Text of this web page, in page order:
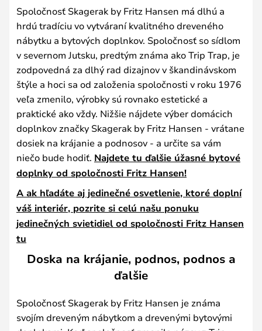
Spoločnosť Skagerak by Fritz Hansen má dlhú a
hrdú tradíciu vo vytváraní kvalitného dreveného
nábytku a bytových doplnkov. Spoločnosť so sídlom
v severnom Jutsku, predtým známa ako Trip Trap, je
zodpovedná za dlhý rad dizajnov v škandinávskom
štýle a hoci sa od založenia spoločnosti v roku 1976
veľa zmenilo, výrobky sú rovnako estetické a
praktické ako vždy. Nižšie nájdete výber domácich
doplnkov značky Skagerak by Fritz Hansen - vrátane
dosiek na krájanie a podnosov - a určite sa vám
niečo bude hodiť. Najdete tu ďalšie úžasné bytové
doplnky od spoločnosti Fritz Hansen!
A ak hľadáte aj jedinečné osvetlenie, ktoré doplní
váš interiér, pozrite si celú našu ponuku
jedinečných svietidiel od spoločnosti Fritz Hansen
tu
Doska na krájanie, podnos, podnos a
ďalšie
Spoločnosť Skagerak by Fritz Hansen je známa
svojím dreveným nábytkom a drevenými bytovými